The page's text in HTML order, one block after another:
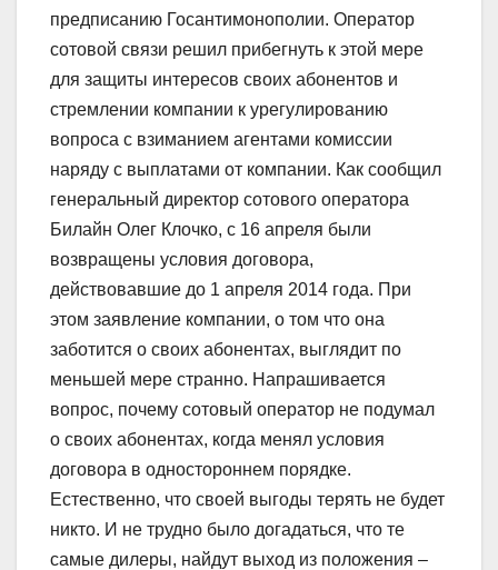
предписанию Госантимонополии. Оператор
сотовой связи решил прибегнуть к этой мере
для защиты интересов своих абонентов и
стремлении компании к урегулированию
вопроса с взиманием агентами комиссии
наряду с выплатами от компании. Как сообщил
генеральный директор сотового оператора
Билайн Олег Клочко, с 16 апреля были
возвращены условия договора,
действовавшие до 1 апреля 2014 года. При
этом заявление компании, о том что она
заботится о своих абонентах, выглядит по
меньшей мере странно. Напрашивается
вопрос, почему сотовый оператор не подумал
о своих абонентах, когда менял условия
договора в одностороннем порядке.
Естественно, что своей выгоды терять не будет
никто. И не трудно было догадаться, что те
самые дилеры, найдут выход из положения –